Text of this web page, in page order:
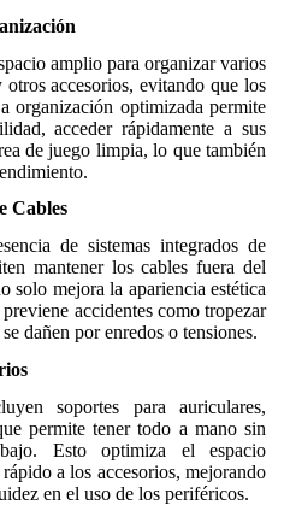
amplio para organizar varios
accesorios, evitando que los
organización optimizada permite
acceder rápidamente a sus
de juego limpia, lo que también
Cables
de sistemas integrados de
mantener los cables fuera del
solo mejora la apariencia estética
accidentes como tropezar
dañen por enredos o tensiones.
soportes para auriculares,
permite tener todo a mano sin
Esto optimiza el espacio
a los accesorios, mejorando
en el uso de los periféricos.